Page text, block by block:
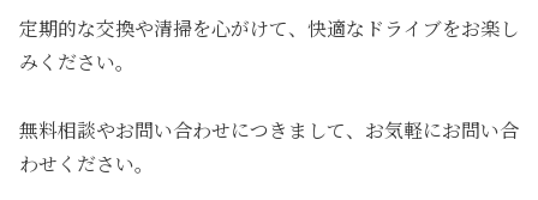
定期的な交換や清掃を心がけて、快適なドライブをお楽し
みください。
無料相談やお問い合わせにつきまして、お気軽にお問い合
わせください。